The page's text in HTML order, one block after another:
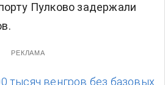
Пулково задержали
РЕКЛАМА
тысяч венгров без базовых